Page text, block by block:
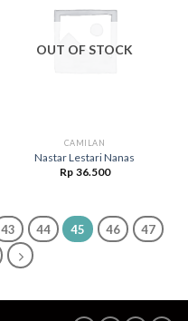
OUT OF STOCK
CAMILAN
Nastar Lestari Nanas
Rp 36.500
43 44 45 46
47